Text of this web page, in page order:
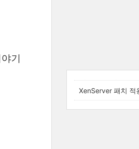
기
XenServer 패치 적